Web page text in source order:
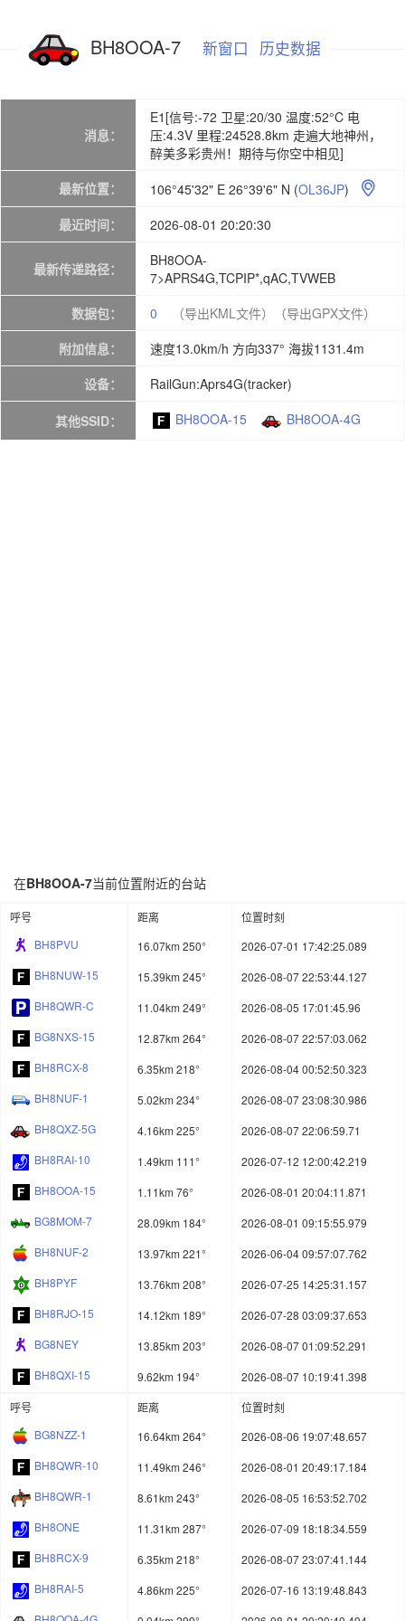
BH8OOA-7 新窗口 历史数据
消息：
E1[信号:-72 卫星:20/30 温度:52°C 电
压:4.3V 里程:24528.8km 走遍大地神州，
醉美多彩贵州！期待与你空中相见]
最新位置：
106°45'32" E 26°39'6" N (OL36JP) 
最近时间： 2026-08-01 20:20:30
最新传递路径：
BH8OOA-
7>APRS4G,TCPIP*,qAC,TVWEB
数据包：
0 （导出KML文件）
（导出GPX文件）
附加信息：
速度13.0km/h 方向337° 海拔1131.4m
设备：
RailGun:Aprs4G(tracker)
其他SSID： BH8OOA-15 BH8OOA-4G
在BH8OOA-7当前位置附近的台站
呼号 距离
位置时刻
BH8PVU
16.07km 250°
2026-07-01 17:42:25.089
BH8NUW-15
15.39km 245°
2026-08-07 22:53:44.127
BH8QWR-C
11.04km 249°
2026-08-05 17:01:45.96
BG8NXS-15
12.87km 264°
2026-08-07 22:57:03.062
BH8RCX-8
6.35km 218°
2026-08-04 00:52:50.323
BH8NUF-1
5.02km 234°
2026-08-07 23:08:30.986
BH8QXZ-5G
4.16km 225°
2026-08-07 22:06:59.71
BH8RAI-10
1.49km 111°
2026-07-12 12:00:42.219
BH8OOA-15
1.11km 76°
2026-08-01 20:04:11.871
BG8MOM-7
28.09km 184°
2026-08-01 09:15:55.979
BH8NUF-2
13.97km 221°
2026-06-04 09:57:07.762
BH8PYF
13.76km 208°
2026-07-25 14:25:31.157
BH8RJO-15
14.12km 189°
2026-07-28 03:09:37.653
BG8NEY
13.85km 203°
2026-08-07 01:09:52.291
BH8QXI-15
9.62km 194°
2026-08-07 10:19:41.398
呼号
距离
位置时刻
BG8NZZ-1
16.64km 264°
2026-08-06 19:07:48.657
BH8QWR-10
11.49km 246°
2026-08-01 20:49:17.184
BH8QWR-1
8.61km 243°
2026-08-05 16:53:52.702
BH8ONE
11.31km 287°
2026-07-09 18:18:34.559
BH8RCX-9
6.35km 218°
2026-08-07 23:07:41.144
BH8RAI-5
4.86km 225°
2026-07-16 13:19:48.843